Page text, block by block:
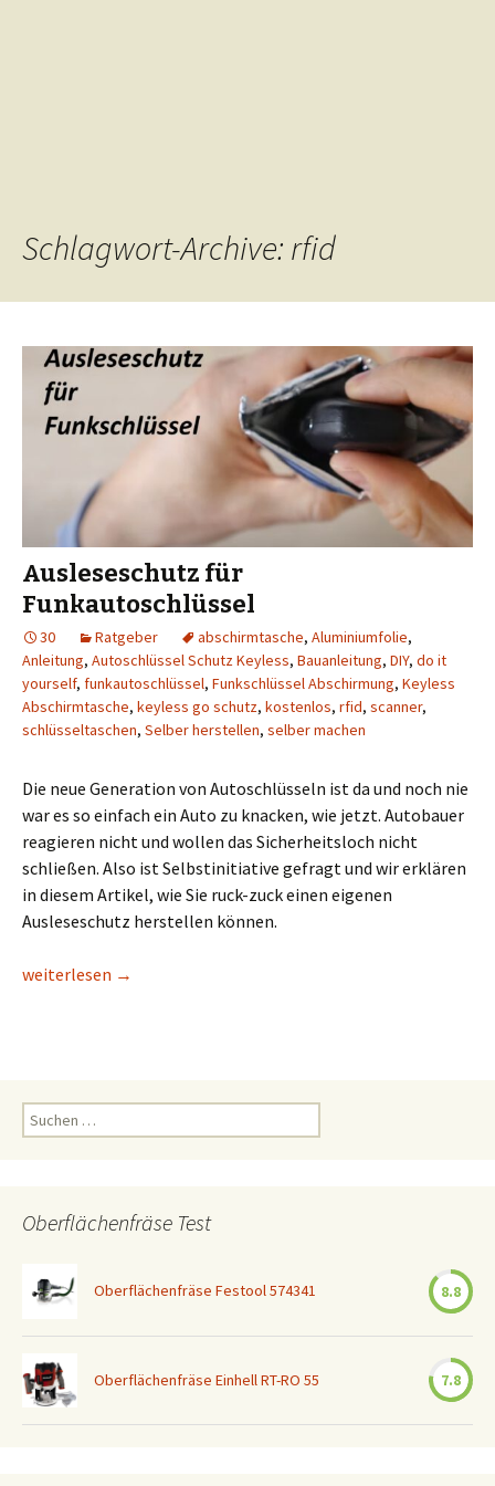
Schlagwort-Archive: rfid
Ausleseschutz für
Funkautoschlüssel
30 Ratgeber abschirmtasche, Aluminiumfolie,
Anleitung, Autoschlüssel Schutz Keyless, Bauanleitung, DIY, do it
yourself, funkautoschlüssel, Funkschlüssel Abschirmung, Keyless
Abschirmtasche, keyless go schutz, kostenlos, rfid, scanner,
schlüsseltaschen, Selber herstellen, selber machen
Die neue Generation von Autoschlüsseln ist da und noch nie
war es so einfach ein Auto zu knacken, wie jetzt. Autobauer
reagieren nicht und wollen das Sicherheitsloch nicht
schließen. Also ist Selbstinitiative gefragt und wir erklären
in diesem Artikel, wie Sie ruck-zuck einen eigenen
Ausleseschutz herstellen können.
Ausleseschutz für Funkautoschlüssel
weiterlesen →
Suchen
nach:
Oberflächenfräse Test
Oberflächenfräse Festool 574341 8.8
Oberflächenfräse Einhell RT-RO 55 7.8